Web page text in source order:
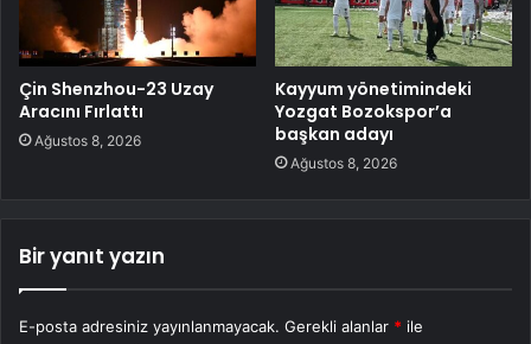
Çin Shenzhou-23 Uzay
Aracını Fırlattı
Ağustos 8, 2026
Kayyum yönetimindeki
Yozgat Bozokspor’a
başkan adayı
Ağustos 8, 2026
Bir yanıt yazın
E-posta adresiniz yayınlanmayacak. Gerekli alanlar * ile